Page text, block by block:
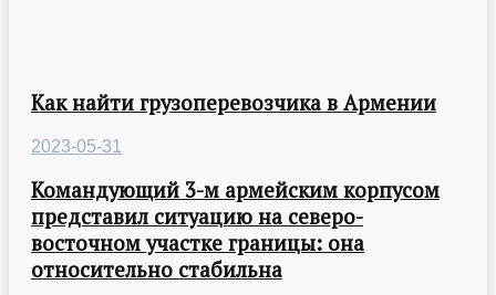
Как найти грузоперевозчика в Армении
2023-05-31
Командующий 3-м армейским корпусом
представил ситуацию на северо-
восточном участке границы: она
относительно стабильна